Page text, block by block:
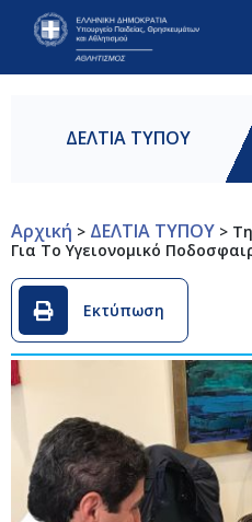
ΔΕΛΤΙΑ ΤΥΠΟΥ
Αρχική > ΔΕΛΤΙΑ ΤΥΠΟΥ >
Για Το Υγειονομικό
Εκτύπωση